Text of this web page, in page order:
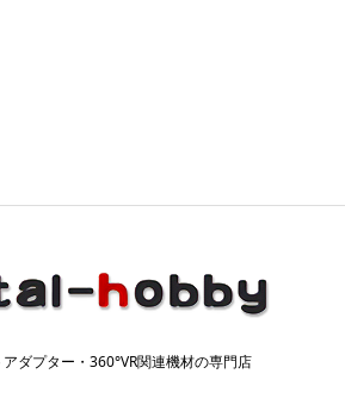
ダプター・360°VR関連機材の専門店